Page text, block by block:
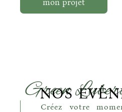
mon projet
Green
NOS
Créez votre